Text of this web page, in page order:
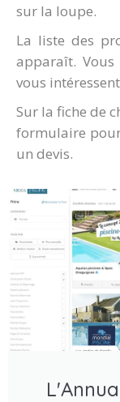
sur la loupe.
La liste des
apparaît.
vous
Sur la fiche de
formulaire
un devis.